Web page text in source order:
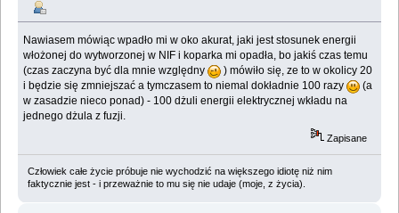
Nawiasem mówiąc wpadło mi w oko akurat, jaki jest stosunek energii
włożonej do wytworzonej w NIF i koparka mi opadła, bo jakiś czas temu
(czas zaczyna być dla mnie względny
) mówiło się, ze to w okolicy 20
i będzie się zmniejszać a tymczasem to niemal dokładnie 100 razy
(a
w zasadzie nieco ponad) - 100 dżuli energii elektrycznej wkładu na
jednego dżula z fuzji.
Zapisane
Człowiek całe życie próbuje nie wychodzić na większego idiotę niż nim
faktycznie jest - i przeważnie to mu się nie udaje (moje, z życia).